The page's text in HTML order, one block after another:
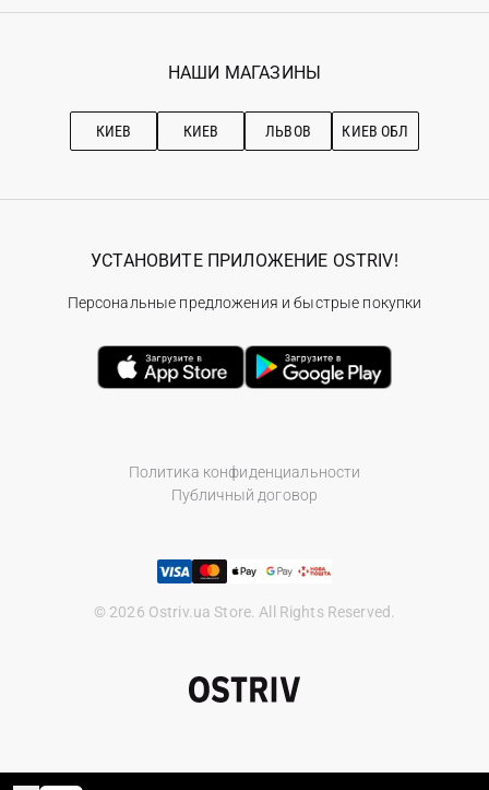
Гарантия
Ostriv Club+
Наши магазини
Рекомендации по уходу
НАШИ МАГАЗИНЫ
КИЕВ КИЕВ ЛЬВОВ КИЕВ ОБЛ
Политика конфиденциальности
Публичный договор
© 2026 Ostriv.ua Store. All Rights Reserved.
УСТАНОВИТЕ ПРИЛОЖЕНИЕ OSTRIV!
Персональные предложения и быстрые покупки